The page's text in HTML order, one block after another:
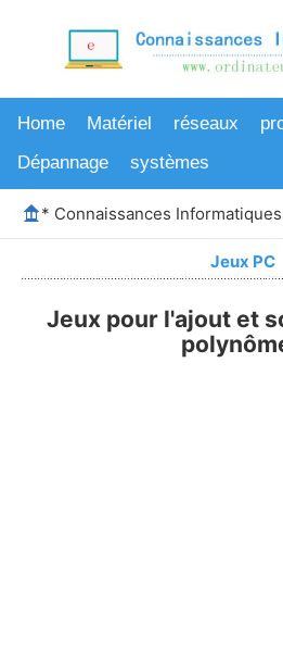
Home Matériel réseaux
Dépannage
systèmes
* Connaissances Informatiques
Jeux PC
Jeux pour l'ajout et